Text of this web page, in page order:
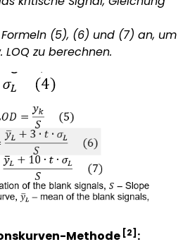
(5), (6) und (7) an, um
LOQ zu berechnen.
Methode [2] :